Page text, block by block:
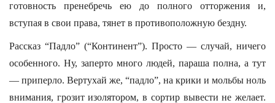
готовность пренебречь ею до полного отторжения и,
вступая в свои права, тянет в противоположную бездну.
Рассказ “Падло” (“Континент”). Просто — случай, ничего
особенного. Ну, заперто много людей, параша полна, а тут
— приперло. Вертухай же, “падло”, на крики и мольбы ноль
внимания, грозит изолятором, в сортир вывести не желает.